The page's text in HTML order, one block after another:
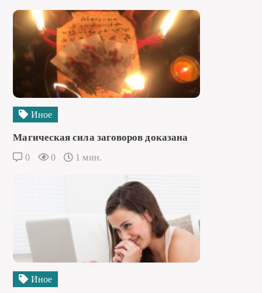
Иное
Магическая сила заговоров доказана
0 0 1 мин.
Иное